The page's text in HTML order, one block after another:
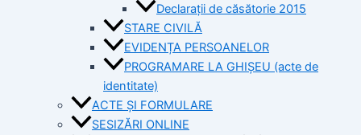
Declarații de căsătorie 2015
STARE CIVILĂ
EVIDENȚA PERSOANELOR
PROGRAMARE LA GHIȘEU (acte de
identitate)
ACTE ȘI FORMULARE
SESIZĂRI ONLINE